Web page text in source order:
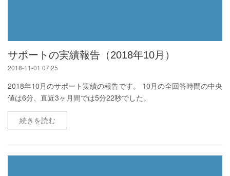
サポートの実績報告（2018年10月）
2018-11-01 07:25
2018年10月のサポート実績の報告です。 10月の全回答時間の中央
値は6分、直近3ヶ月間では5分22秒でした。
続きを読む